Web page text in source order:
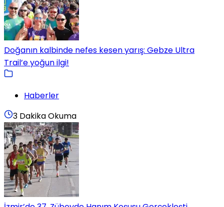
Doğanın kalbinde nefes kesen yarış: Gebze Ultra
Trail’e yoğun ilgi!
Haberler
3 Dakika Okuma